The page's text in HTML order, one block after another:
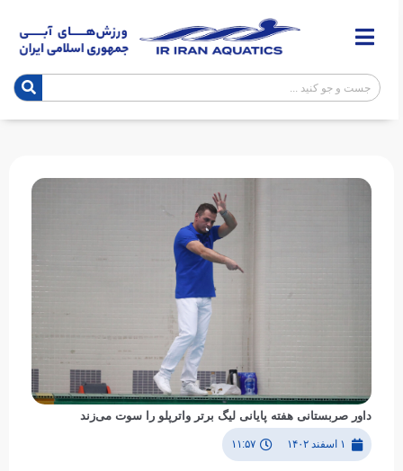
داور صربستانی هفته پایانی لیگ برتر واترپلو را سوت می‌زند
۱۱:۵۷